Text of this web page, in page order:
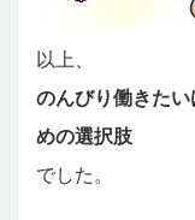
以上、
のんびり働きた
めの選択肢
でした。